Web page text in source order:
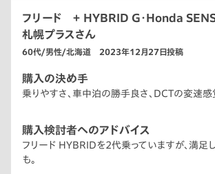
フリード ＋ HYBRID G・Honda
札幌プラスさん
60代/男性/北海道 2023年12月27日投稿
購入の決め手
乗りやすさ、車中泊の勝手良さ、DCTの変速感
購入検討者へのアドバイス
フリード HYBRIDを2代乗っていますが、満足
も。